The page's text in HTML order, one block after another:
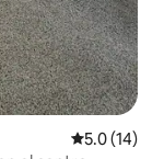
Calificación
5.0 (14)